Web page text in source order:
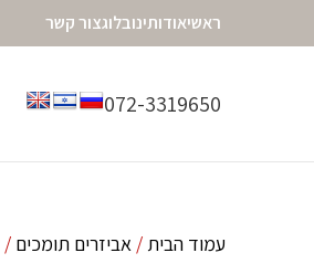
ראשיאודותינובלוגצור קשר
072-3319650
עמוד הבית אביזרים תומכים